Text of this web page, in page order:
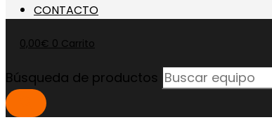
CONTACTO
0,00€ 0 Carrito
Búsqueda de productos